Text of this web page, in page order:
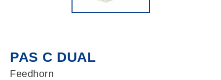
PAS C DUAL
Feedhorn